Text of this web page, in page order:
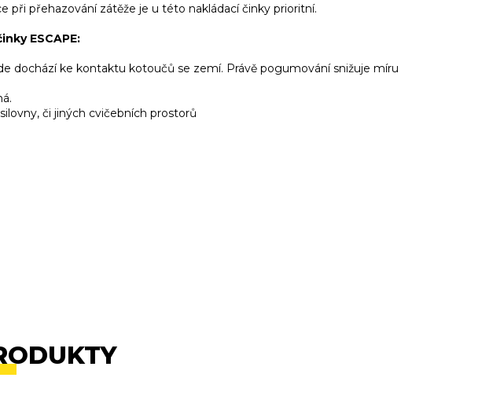
přehazování zátěže je u této nakládací činky prioritní.
ESCAPE:
dochází ke kontaktu kotoučů se zemí. Právě pogumování snižuje míru
či jiných cvičebních prostorů